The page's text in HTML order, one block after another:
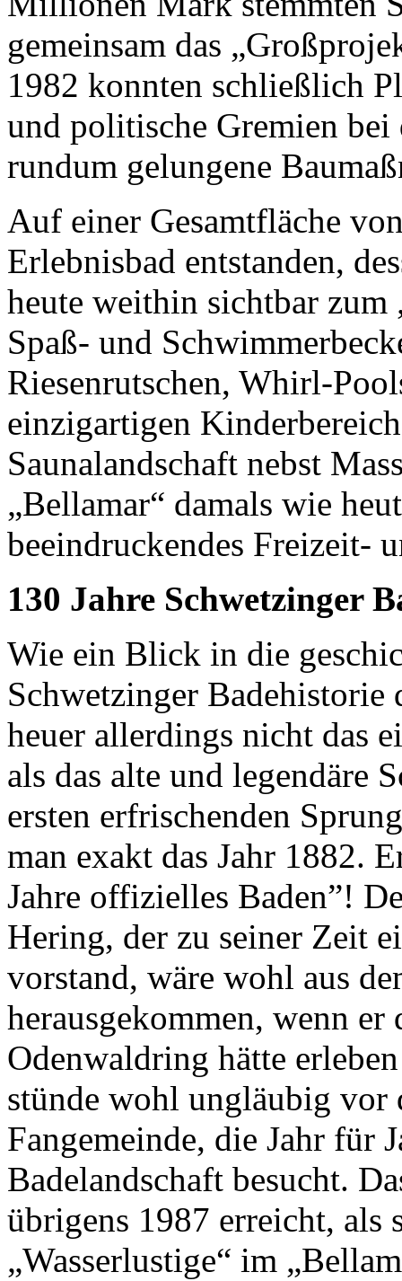
gemeinsam das
1982 konnten schließlich
und politische Gremien
rundum gelungene
Auf einer Gesamtfläche
Erlebnisbad entstanden,
heute weithin sichtbar
Spaß- und
Riesenrutschen, Whirl-
einzigartigen
Saunalandschaft nebst
„Bellamar“ damals wie
beeindruckendes Freizeit-
130 Jahre Schwetzinger
Wie ein Blick in die
Schwetzinger Badehistorie
heuer allerdings nicht das
als das alte und legendäre
ersten erfrischenden
man exakt das Jahr 1882.
Jahre offizielles Baden”!
Hering, der zu seiner Zeit
vorstand, wäre wohl aus
herausgekommen, wenn
Odenwaldring hätte
stünde wohl ungläubig vor
Fangemeinde, die Jahr für
Badelandschaft besucht.
übrigens 1987 erreicht, als
„Wasserlustige“ im